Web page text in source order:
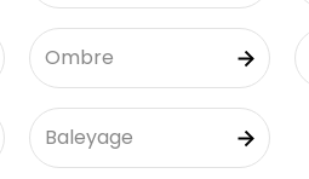
Ombre
Baleyage